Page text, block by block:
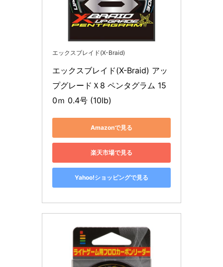
エックスブレイド(X-Braid)
エックスブレイド(X-Braid) アッ
プグレードＸ8 ペンタグラム 15
0ｍ 0.4号 (10lb)
Amazonで見る
楽天市場で見る
Yahoo!ショッピングで見る